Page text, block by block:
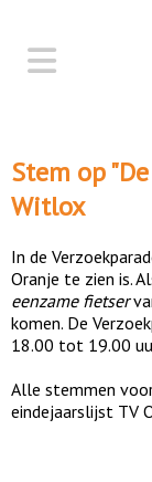
Stem op "
Witlox
In de
Oranje te zien is.
eenzame fietser
komen. De
18.00 tot 19.00
Alle stemmen
eindejaarslijst TV